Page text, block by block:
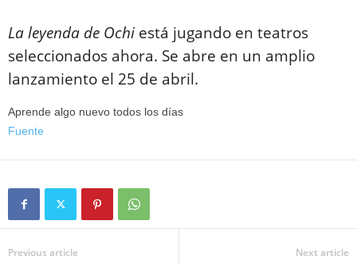
La leyenda de Ochi está jugando en teatros
seleccionados ahora. Se abre en un amplio
lanzamiento el 25 de abril.
Aprende algo nuevo todos los días
Fuente
Previous article Next article